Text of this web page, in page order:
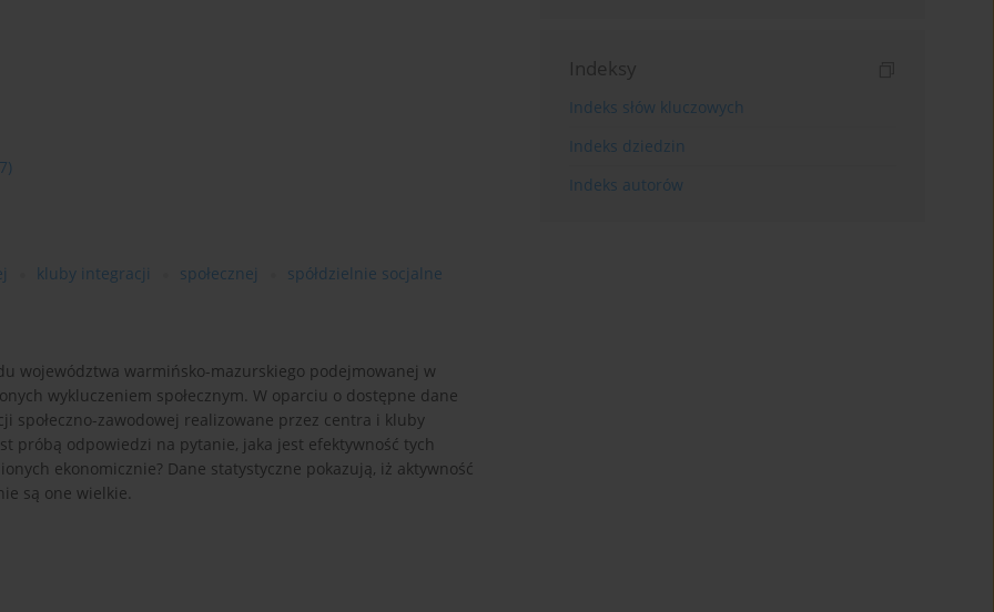
kluby integracji społecznej spółdzielnie socjalne
województwa warmińsko-mazurskiego podejmowanej w
wykluczeniem społecznym. W oparciu o dostępne dane
społeczno-zawodowej realizowane przez centra i kluby
próbą odpowiedzi na pytanie, jaka jest efektywność tych
ekonomicznie? Dane statystyczne pokazują, iż aktywność
są one wielkie.
Indeksy
Indeks słów kluczowych
Indeks dziedzin
Indeks autorów